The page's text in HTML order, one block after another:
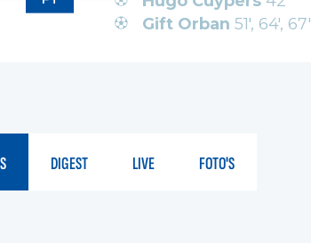
Gift Orban 51', 64', 67'
DIGEST LIVE FOTO'S